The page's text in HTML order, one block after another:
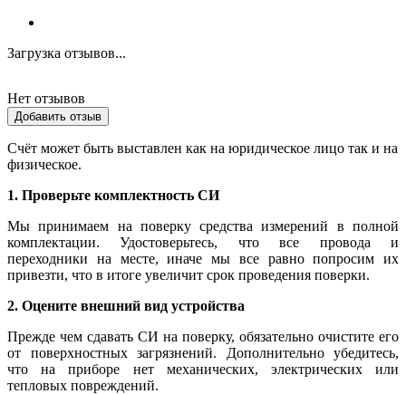
Загрузка отзывов...
Нет отзывов
Добавить отзыв
Счёт может быть выставлен как на юридическое лицо так и на
физическое.
1. Проверьте комплектность СИ
Мы принимаем на поверку средства измерений в полной
комплектации. Удостоверьтесь, что все провода и
переходники на месте, иначе мы все равно попросим их
привезти, что в итоге увеличит срок проведения поверки.
2. Оцените внешний вид устройства
Прежде чем сдавать СИ на поверку, обязательно очистите его
от поверхностных загрязнений. Дополнительно убедитесь,
что на приборе нет механических, электрических или
тепловых повреждений.